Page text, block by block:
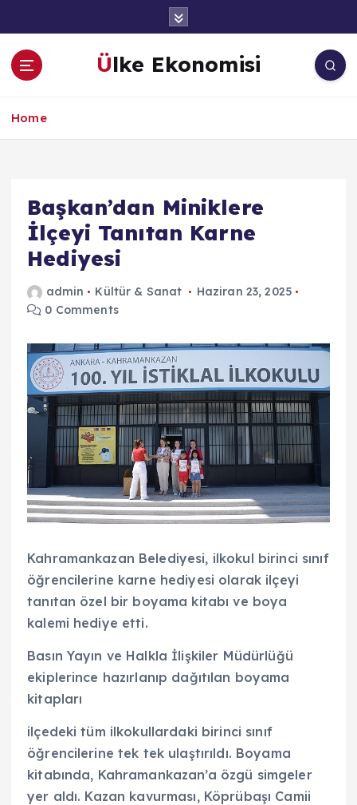
a
Ülke Ekonomisi
Home
Başkan’dan Miniklere
İlçeyi Tanıtan Karne
Hediyesi
admin Kültür & Sanat
Haziran 23, 2025
0 Comments
Kahramankazan Belediyesi, ilkokul birinci sınıf
öğrencilerine karne hediyesi olarak ilçeyi
tanıtan özel bir boyama kitabı ve boya
kalemi hediye etti.
Basın Yayın ve Halkla İlişkiler Müdürlüğü
ekiplerince hazırlanıp dağıtılan boyama
kitapları
ilçedeki tüm ilkokullardaki birinci sınıf
öğrencilerine tek tek ulaştırıldı. Boyama
kitabında, Kahramankazan’a özgü simgeler
yer aldı. Kazan kavurması, Köprübaşı Camii